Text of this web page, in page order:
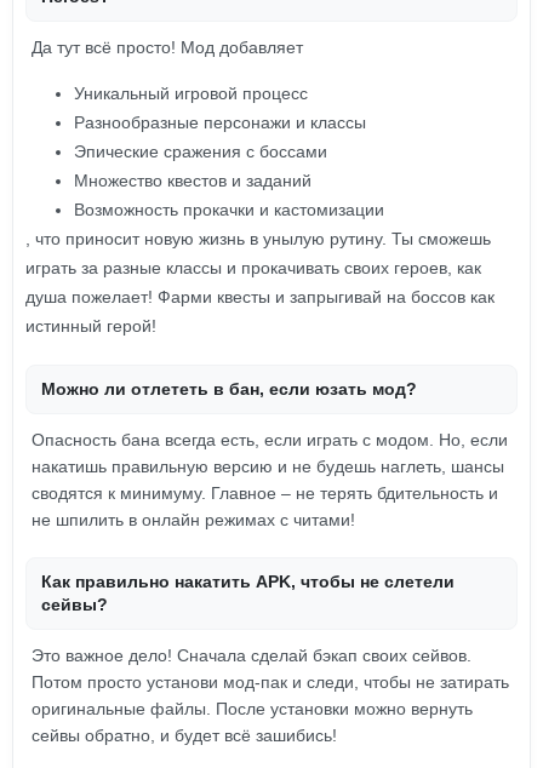
Да тут всё просто! Мод добавляет
Уникальный игровой процесс
Разнообразные персонажи и классы
Эпические сражения с боссами
Множество квестов и заданий
Возможность прокачки и кастомизации
, что приносит новую жизнь в унылую рутину. Ты сможешь
играть за разные классы и прокачивать своих героев, как
душа пожелает! Фарми квесты и запрыгивай на боссов как
истинный герой!
Можно ли отлететь в бан, если юзать мод?
Опасность бана всегда есть, если играть с модом. Но, если
накатишь правильную версию и не будешь наглеть, шансы
сводятся к минимуму. Главное – не терять бдительность и
не шпилить в онлайн режимах с читами!
Как правильно накатить APK, чтобы не слетели
сейвы?
Это важное дело! Сначала сделай бэкап своих сейвов.
Потом просто установи мод-пак и следи, чтобы не затирать
оригинальные файлы. После установки можно вернуть
сейвы обратно, и будет всё зашибись!